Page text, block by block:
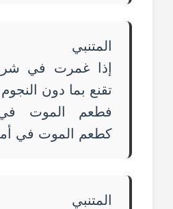
المتنبي
إذا غمرت في
تقنع بما دون النجوم
فطعم الموت
كطعم الموت في
المتنبي